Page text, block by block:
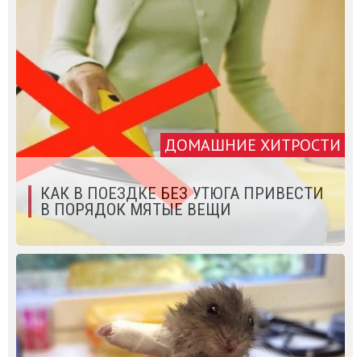
ДОМАШНИЕ ХИТРОСТИ
КАК В ПОЕЗДКЕ БЕЗ УТЮГА ПРИВЕСТИ
В ПОРЯДОК МЯТЫЕ ВЕЩИ